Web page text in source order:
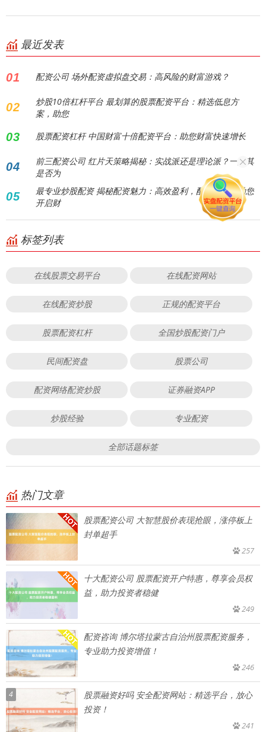
最近发表
01 配资公司 场外配资虚拟盘交易：高风险的财富游戏？
02
炒股10倍杠杆平台 最划算的股票配资平台：精选低息方
案，助您
03 股票配资杠杆 中国财富十倍配资平台：助您财富快速增长
04
前三配资公司 红片天策略揭秘：实战派还是理论派？一探其
是否为
05
最专业炒股配资 揭秘配资魅力：高效盈利，配资宣传页助您
开启财
标签列表
在线股票交易平台 在线配资网站
在线配资炒股 正规的配资平台
股票配资杠杆 全国炒股配资门户
民间配资盘 股票公司
配资网络配资炒股 证券融资APP
炒股经验 专业配资
全部话题标签
热门文章
股票配资公司 大智慧股价表现抢眼，涨停板上
封单超手
257
十大配资公司 股票配资开户特惠，尊享会员权
益，助力投资者稳健
249
配资咨询 博尔塔拉蒙古自治州股票配资服务，
专业助力投资增值！
246
4
股票融资好吗 安全配资网站：精选平台，放心
投资！
241